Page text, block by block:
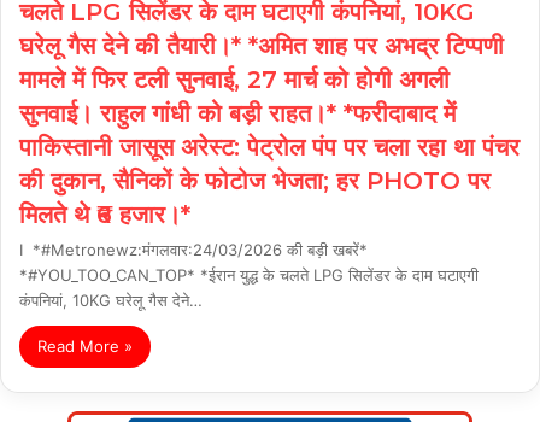
चलते LPG सिलेंडर के दाम घटाएगी कंपनियां, 10KG
घरेलू गैस देने की तैयारी।* *अमित शाह पर अभद्र टिप्पणी
मामले में फिर टली सुनवाई, 27 मार्च को होगी अगली
सुनवाई। राहुल गांधी को बड़ी राहत।* *फरीदाबाद में
पाकिस्तानी जासूस अरेस्ट: पेट्रोल पंप पर चला रहा था पंचर
की दुकान, सैनिकों के फोटोज भेजता; हर PHOTO पर
मिलते थे ₹6 हजार।*
I *#Metronewz:मंगलवार:24/03/2026 की बड़ी खबरें*
*#YOU_TOO_CAN_TOP* *ईरान युद्ध के चलते LPG सिलेंडर के दाम घटाएगी
कंपनियां, 10KG घरेलू गैस देने…
Read More »